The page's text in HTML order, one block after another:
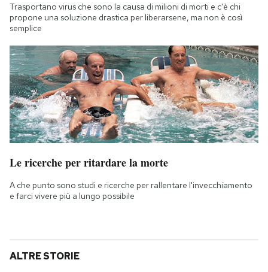
Trasportano virus che sono la causa di milioni di morti e c'è chi
propone una soluzione drastica per liberarsene, ma non è così
semplice
Le ricerche per ritardare la morte
A che punto sono studi e ricerche per rallentare l'invecchiamento
e farci vivere più a lungo possibile
ALTRE STORIE